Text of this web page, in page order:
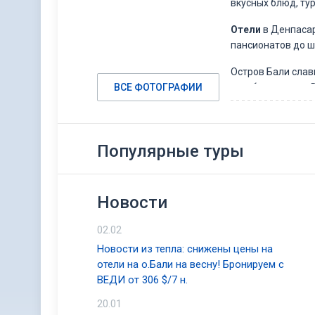
ВСЕ ФОТОГРАФИИ
вкусных блюд,
Отели в
пансионатов до
Остров Бали
октября по
трагическим
более спокойный
наличию
трубкой. Такой
одним из самых
Популярные туры
Новости
02.02
Новости из тепла: снижены цены на
отели на о.Бали на весну! Бронируем с
ВЕДИ от 306 $/7 н.
20.01